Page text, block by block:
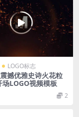
LOGO标志
撼优雅史诗火花粒
场LOGO视频模板
2